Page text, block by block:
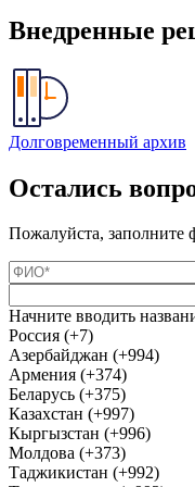
Внедренные
Долговременный архив
Остались
Пожалуйста, заполните
Начните вводить
Россия (+7)
Азербайджан (+994)
Армения (+374)
Беларусь (+375)
Казахстан (+997)
Кыргызстан (+996)
Молдова (+373)
Таджикистан (+992)